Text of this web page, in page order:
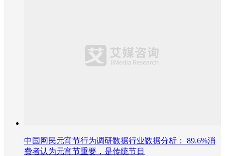
中国网民元宵节行为调研数据行业数据分析： 89.6%消
费者认为元宵节重要，是传统节日